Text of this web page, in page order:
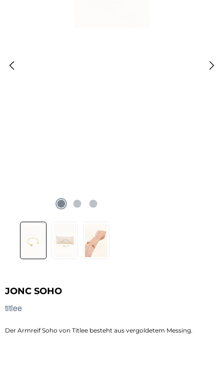
JONC SOHO
titlee
Der Armreif Soho von Titlee besteht aus vergoldetem Messing.